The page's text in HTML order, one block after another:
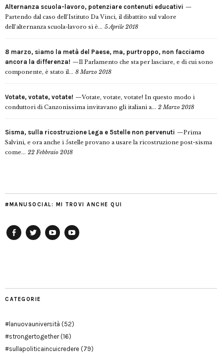
Alternanza scuola-lavoro, potenziare contenuti educativi
Partendo dal caso dell’Istituto Da Vinci, il dibattito sul valore
dell’alternanza scuola-lavoro si è... 5 Aprile 2018
8 marzo, siamo la metà del Paese, ma, purtroppo, non facciamo
ancora la differenza!
Il Parlamento che sta per lasciare, e di cui sono
componente, è stato il... 8 Marzo 2018
Votate, votate, votate!
Votate, votate, votate! In questo modo i
conduttori di Canzonissima invitavano gli italiani a... 2 Marzo 2018
Sisma, sulla ricostruzione Lega e 5stelle non pervenuti
Prima
Salvini, e ora anche i 5stelle provano a usare la ricostruzione post-sisma
come... 22 Febbraio 2018
#MANUSOCIAL: MI TROVI ANCHE QUI
CATEGORIE
#lanuovauniversità (52)
#strongertogether(16)
#sullapoliticaincuicredere (79)